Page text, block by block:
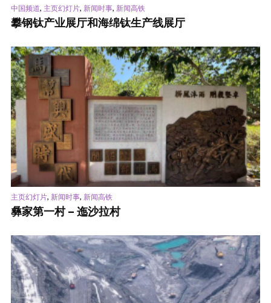
中国频道, 主页幻灯片, 新闻时事, 新闻高铁
攀钢钛产业展厅和海绵钛生产线展厅
主页幻灯片, 新闻时事, 新闻高铁
彝家第一村 – 迤沙拉村